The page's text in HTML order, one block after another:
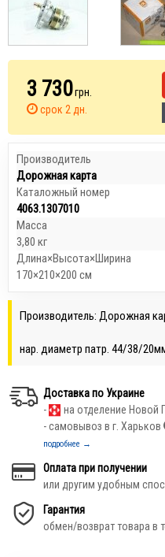
3 730грн.
срок 2 дн.
Производитель
Дорожная карта
Каталожный номер
4063.1307010
Масса
3,80 кг
Длина×Высота×Ширина
170×210×200 см
Производитель: Дорожная
нар. диаметр патр. 44/38/
Доставка по Украине
-
на отделение Новой
- самовывоз в г. Харьков
подробнее →
Оплата при получении
или другим удобным
Гарантия
обмен/возврат товара в